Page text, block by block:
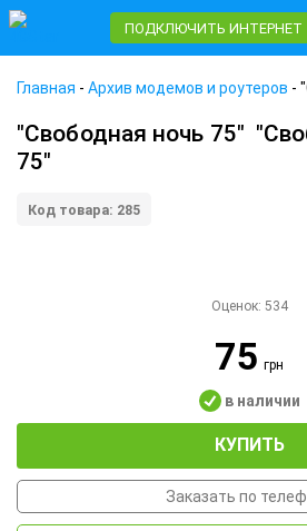
ПОДКЛЮЧИТЬ ИНТЕРНЕТ
Главная - Архив модемов и роутеров -
"Свободная ночь 75"
75"
Код товара: 285
Оценок: 534
75грн
в наличии
КУПИТЬ
Заказать по